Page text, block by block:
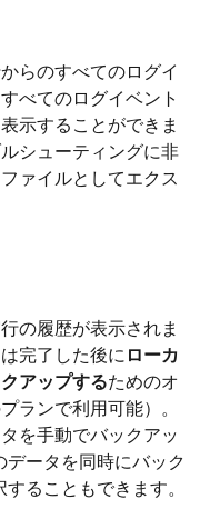
らのすべてのログイ
べてのログイベント
示することができま
シューティングに非
ァイルとしてエクス
の履歴が表示されま
完了した後にローカ
アップするためのオ
ランで利用可能）。
を手動でバックアッ
ータを同時にバック
ることもできます。